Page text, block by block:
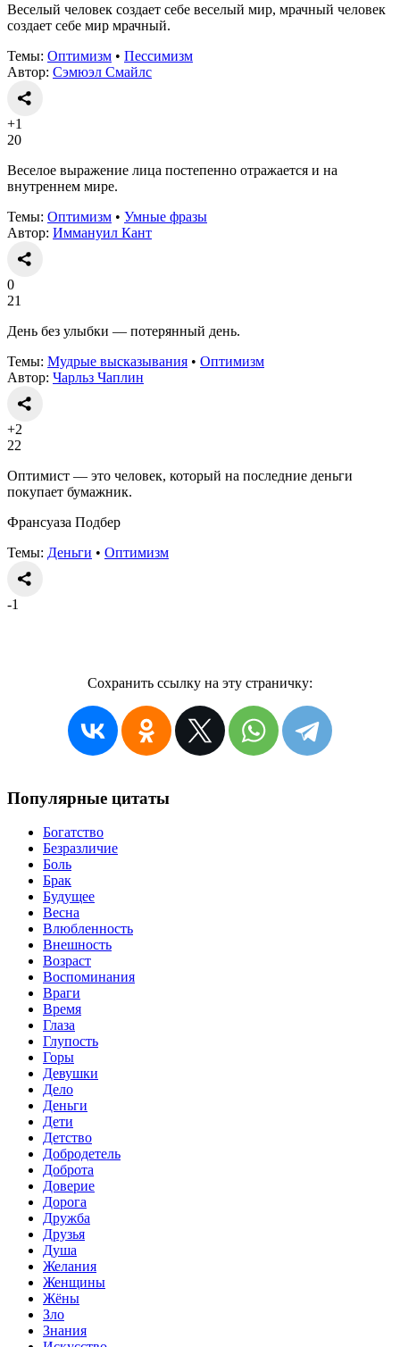
Веселый человек создает себе веселый мир, мрачный человек
создает себе мир мрачный.
Темы: Оптимизм • Пессимизм
Автор: Сэмюэл Смайлс
+1
20
Веселое выражение лица постепенно отражается и на
внутреннем мире.
Темы: Оптимизм • Умные фразы
Автор: Иммануил Кант
0
21
День без улыбки — потерянный день.
Темы: Мудрые высказывания • Оптимизм
Автор: Чарльз Чаплин
+2
22
Оптимист — это человек, который на последние деньги
покупает бумажник.
Франсуаза Подбер
Темы: Деньги • Оптимизм
-1
Сохранить ссылку на эту страничку:
Популярные цитаты
Богатство
Безразличие
Боль
Брак
Будущее
Весна
Влюбленность
Внешность
Возраст
Воспоминания
Враги
Время
Глаза
Глупость
Горы
Девушки
Дело
Деньги
Дети
Детство
Добродетель
Доброта
Доверие
Дорога
Дружба
Друзья
Душа
Желания
Женщины
Жёны
Зло
Знания